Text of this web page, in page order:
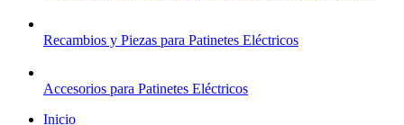
Recambios y Piezas para Patinetes Eléctricos
Accesorios para Patinetes Eléctricos
Inicio